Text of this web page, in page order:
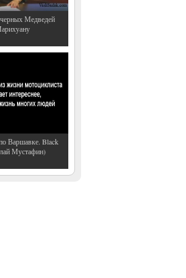
Медведей
Варшавке. Black
Мустафин)